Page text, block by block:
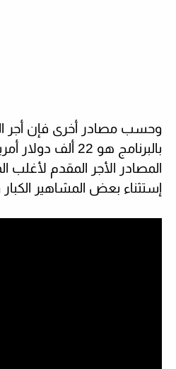
وحسب مصادر أخرى فإن أجر
بالبرنامج هو 22
المصادر الأجر المقدم لأغلب
إستثناء بعض المشاهير